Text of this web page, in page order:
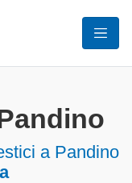
a Pandino